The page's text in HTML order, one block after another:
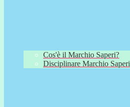
Cos'è il Marchio Saperi?
Disciplinare Marchio Saperi